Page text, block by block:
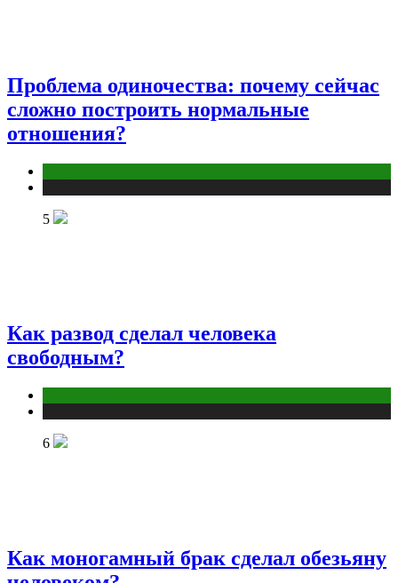
Проблема одиночества: почему сейчас
сложно построить нормальные
отношения?
5
Как развод сделал человека
свободным?
6
Как моногамный брак сделал обезьяну